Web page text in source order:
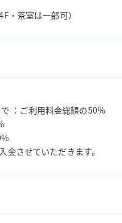
・茶室は一部可）
：ご利用料金総額の50%
させていただきます。